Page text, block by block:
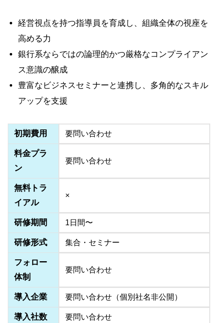
経営視点を持つ指導員を育成し、組織全体の視座を
高める力
銀行系ならではの論理的かつ厳格なコンプライアン
ス意識の醸成
豊富なビジネスセミナーと連携し、多角的なスキル
アップを支援
初期費用 要問い合わせ
料金プラ
ン
要問い合わせ
無料トラ
イアル
×
研修期間 1日間〜
研修形式 集合・セミナー
フォロー
体制
要問い合わせ
導入企業 要問い合わせ（個別社名非公開）
導入社数 要問い合わせ